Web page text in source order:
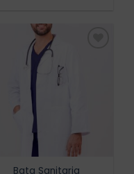
Bata Sanitaria